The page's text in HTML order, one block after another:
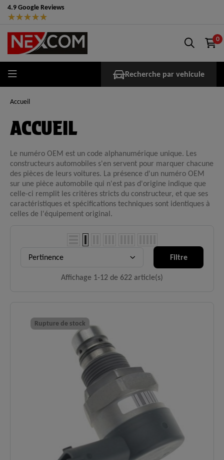
4.9 Google Reviews
★★★★★
0
Recherche par vehicule
Accueil
ACCUEIL
Le numéro OEM est un code alphanumérique unique. Les
constructeurs automobiles s'en servent pour marquer chacune
des pièces de leurs voitures. La présence d'un numéro OEM
sur une pièce automobile qui n'est pas d'origine indique que
celle-ci remplit les critères stricts du constructeur, et que ses
caractéristiques et spécifications techniques sont identiques à
celles de l'équipement original.
Pertinence Filtre
Affichage 1-12 de 622 article(s)
Rupture de stock